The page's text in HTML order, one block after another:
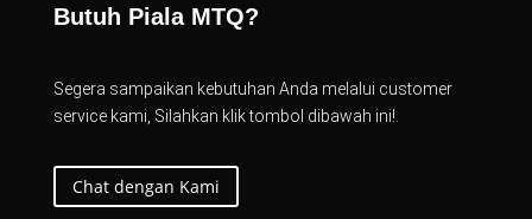
Butuh Piala MTQ?
Segera sampaikan kebutuhan Anda melalui customer
service kami, Silahkan klik tombol dibawah ini!.
Chat dengan Kami